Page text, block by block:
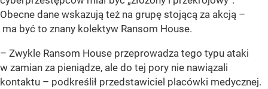
Obecne dane wskazują też na grupę stojącą za akcją –
ma być to znany kolektyw Ransom House.
– Zwykle Ransom House przeprowadza tego typu ataki
w zamian za pieniądze, ale do tej pory nie nawiązali
kontaktu – podkreślił przedstawiciel placówki medycznej.